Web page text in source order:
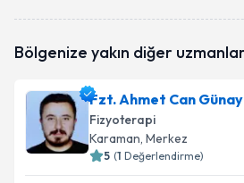
Bölgenize yakın diğer
Fzt. Ahmet Can Günay
Fizyoterapi
Karaman, Merkez
5 (1 Değerlendirme)